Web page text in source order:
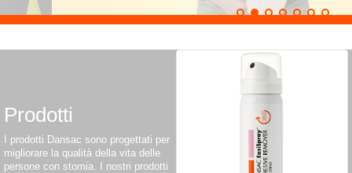
Prodotti
I prodotti Dansac sono progettati per
migliorare la qualità della vita delle
persone con stomia. I nostri prodotti